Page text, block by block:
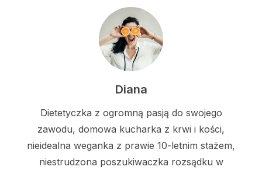
Diana
Dietetyczka z ogromną pasją do swojego
zawodu, domowa kucharka z krwi i kości,
nieidealna weganka z prawie 10-letnim stażem,
niestrudzona poszukiwaczka rozsądku w